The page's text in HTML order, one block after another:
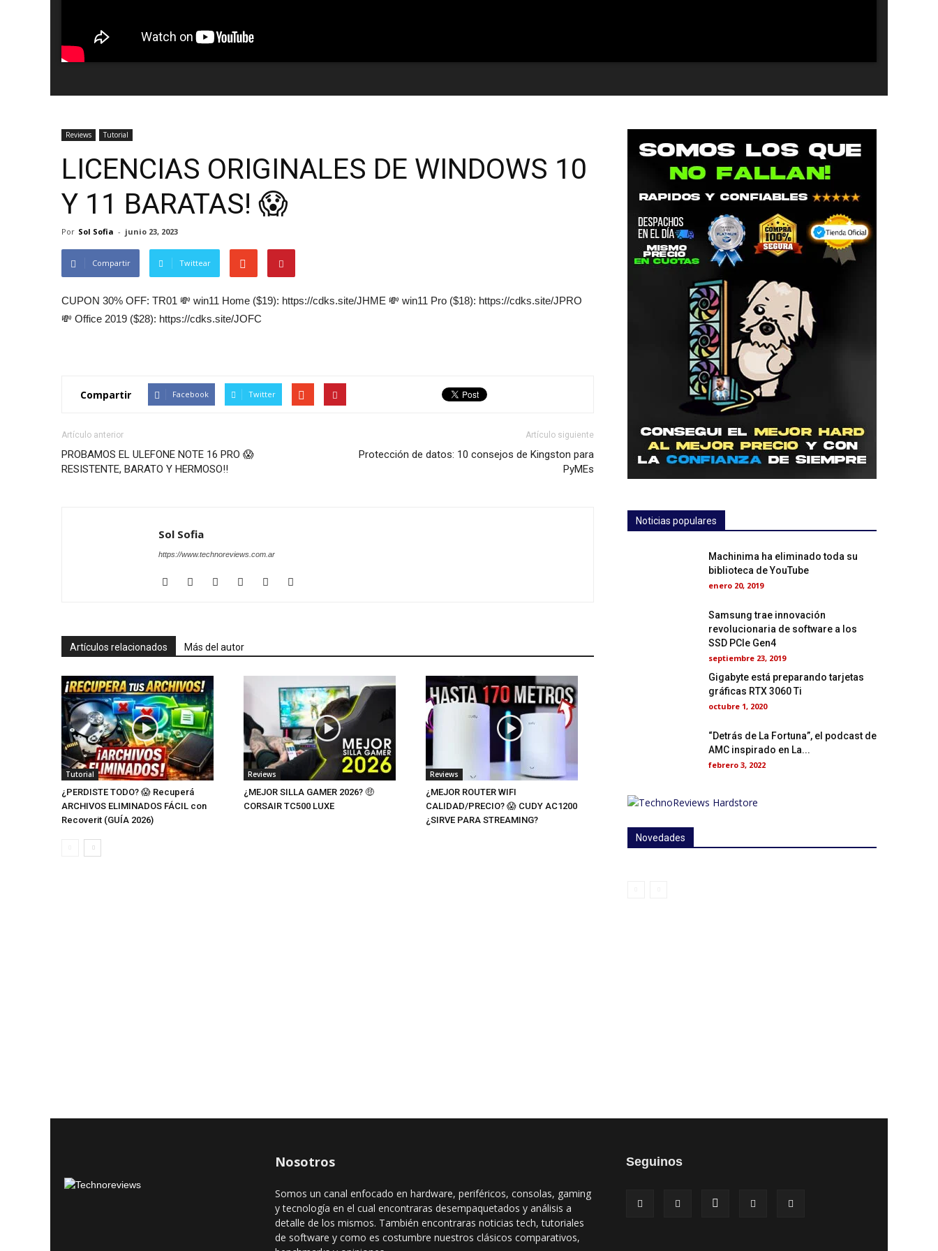
Reviews Tutorial
LICENCIAS ORIGINALES DE WINDOWS 10
Y 11 BARATAS! 😱
Por Sol Sofia - junio 23, 2023
Compartir Twittear
CUPON 30% OFF: TR01 💸 win11 Home ($19): https://cdks.site/JHME 💸 win11 Pro ($18): https://cdks.site/JPRO
💸 Office 2019 ($28): https://cdks.site/JOFC
Compartir Facebook Twitter
Artículo anterior
PROBAMOS EL ULEFONE NOTE 16 PRO 😱
RESISTENTE, BARATO Y HERMOSO!!
Artículo siguiente
Protección de datos: 10 consejos de Kingston para
PyMEs
Sol Sofia
https://www.technoreviews.com.ar
Artículos relacionados Más del autor
Tutorial
¿PERDISTE TODO? 😱 Recuperá
ARCHIVOS ELIMINADOS FÁCIL con
Recoverit (GUÍA 2026)
Reviews
¿MEJOR SILLA GAMER 2026? 🤑
CORSAIR TC500 LUXE
Reviews
¿MEJOR ROUTER WIFI
CALIDAD/PRECIO? 😱 CUDY AC1200
¿SIRVE PARA STREAMING?
Noticias populares
Machinima ha eliminado toda su
biblioteca de YouTube
enero 20, 2019
Samsung trae innovación
revolucionaria de software a los
SSD PCIe Gen4
septiembre 23, 2019
Gigabyte está preparando tarjetas
gráficas RTX 3060 Ti
octubre 1, 2020
“Detrás de La Fortuna”, el podcast de
AMC inspirado en La...
febrero 3, 2022
Novedades
Nosotros
Somos un canal enfocado en hardware, periféricos, consolas, gaming
y tecnología en el cual encontraras desempaquetados y análisis a
detalle de los mismos. También encontraras noticias tech, tutoriales
de software y como es costumbre nuestros clásicos comparativos,
Seguinos